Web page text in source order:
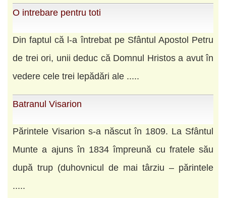
O intrebare pentru toti
Din faptul că l-a întrebat pe Sfântul Apostol Petru
de trei ori, unii deduc că Domnul Hristos a avut în
vedere cele trei lepădări ale .....
Batranul Visarion
Părintele Visarion s-a născut în 1809. La Sfântul
Munte a ajuns în 1834 împreună cu fratele său
după trup (duhovnicul de mai târziu – părintele
.....